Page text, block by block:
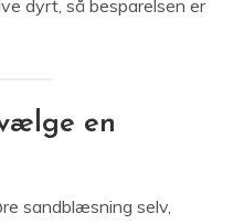
dyrt, så besparelsen er
en
sandblæsning selv,